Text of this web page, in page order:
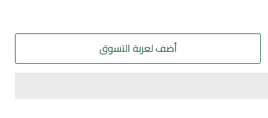
أضف لعربة التسوق